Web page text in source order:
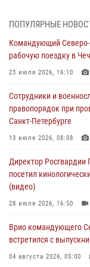
В Удмуртии при
оздоровительных
05 августа 2026, 13:20
посетили мастер-
05 августа 2026, 13:00
Офицеры Росгвардии
05 августа 2026, 12:40
Росгвардейцы
посвящённой 83‑й
05 августа 2026, 12:13
ПОПУЛЯРНЫЕ
Командующий Северо-
рабочую поездку в
23 июля 2026, 16:10
Сотрудники и
правопорядок при
Санкт-Петербурге
13 июля 2026, 08:08
Директор Росгвардии
посетил
(видео)
28 июля 2026, 16:50
Врио командующего
встретился с
04 августа 2026, 05:00